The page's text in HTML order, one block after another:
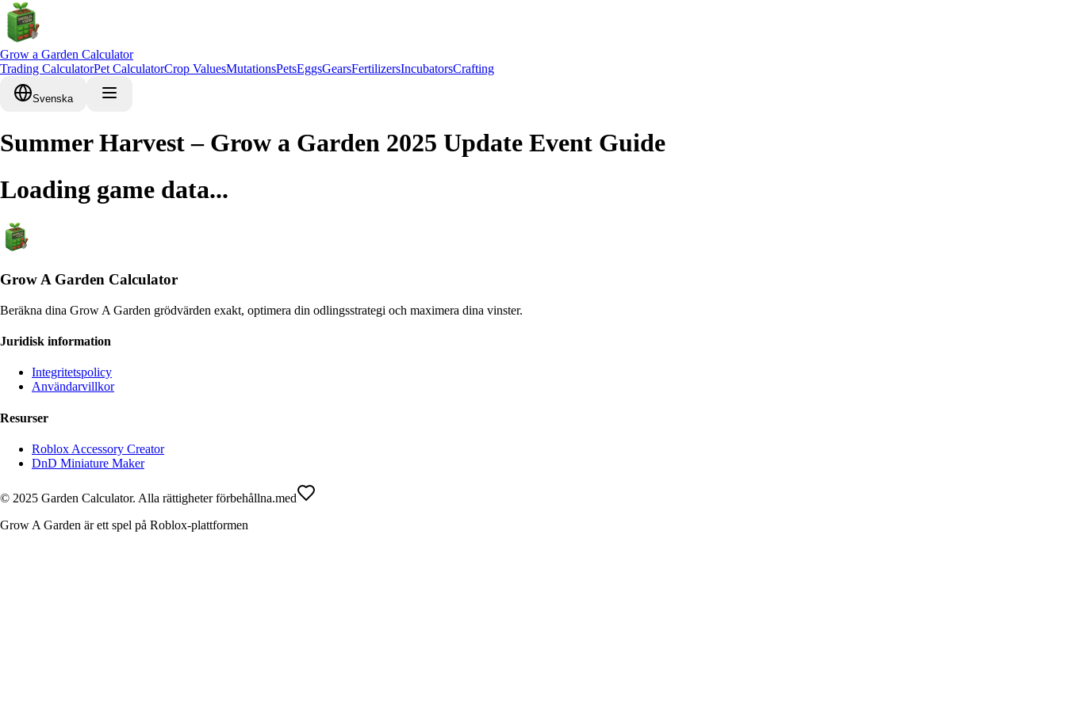
Grow a Garden Calculator
Trading CalculatorPet CalculatorCrop ValuesMutationsPetsEggsGearsFertilizersIncubatorsCrafting
Svenska
Summer Harvest – Grow a Garden 2025 Update Event Guide
Loading game data...
Grow A Garden Calculator
Beräkna dina Grow A Garden grödvärden exakt, optimera din odlingsstrategi och maximera dina vinster.
Juridisk information
Integritetspolicy
Användarvillkor
Resurser
Roblox Accessory Creator
DnD Miniature Maker
© 2025 Garden Calculator. Alla rättigheter förbehållna.med
Grow A Garden är ett spel på Roblox-plattformen